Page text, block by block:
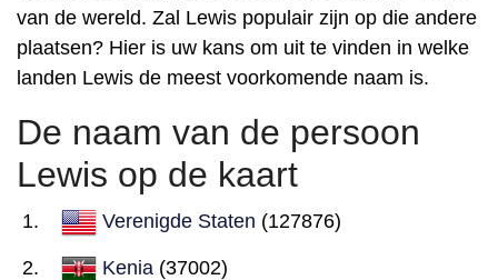
van de wereld. Zal Lewis populair zijn op die andere
plaatsen? Hier is uw kans om uit te vinden in welke
landen Lewis de meest voorkomende naam is.
De naam van de persoon
Lewis op de kaart
Verenigde Staten (127876)
Kenia (37002)